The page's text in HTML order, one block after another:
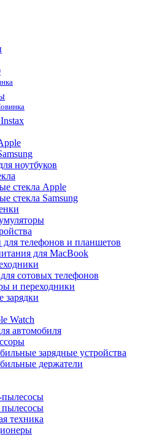
ноутбуков
стекла Apple
стекла Samsung
для телефонов и планшетов
для MacBook
сотовых телефонов
и переходники
зарядки
Watch
автомобиля
зарядные устройства
держатели
техника